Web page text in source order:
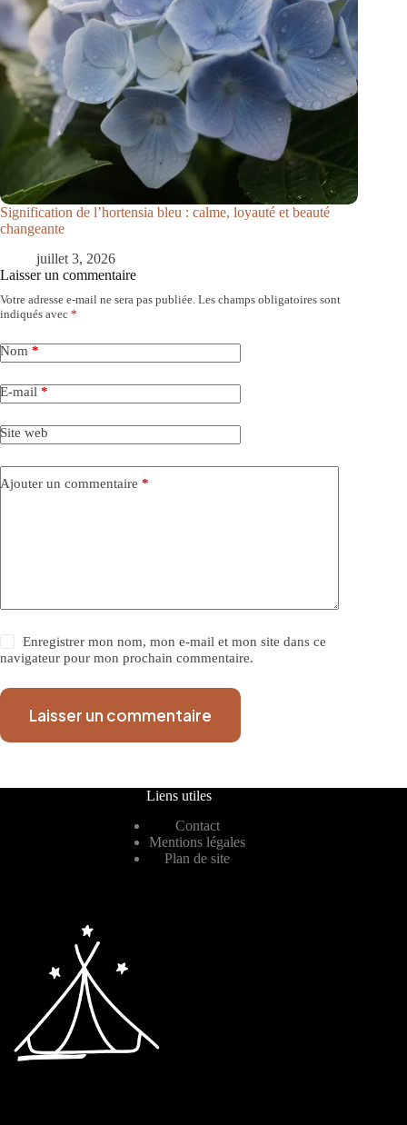
Signification de l’hortensia bleu : calme, loyauté et beauté
changeante
juillet 3, 2026
Laisser un commentaire
Votre adresse e-mail ne sera pas publiée. Les champs obligatoires sont
indiqués avec *
Nom *
E-mail *
Site web
Ajouter un commentaire *
Enregistrer mon nom, mon e-mail et mon site dans ce
navigateur pour mon prochain commentaire.
Laisser un commentaire
Liens utiles
Contact
Mentions légales
Plan de site